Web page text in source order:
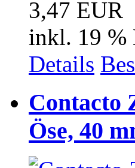
3,47 EUR
inkl. 19 %
Details
Contacto
Öse, 40